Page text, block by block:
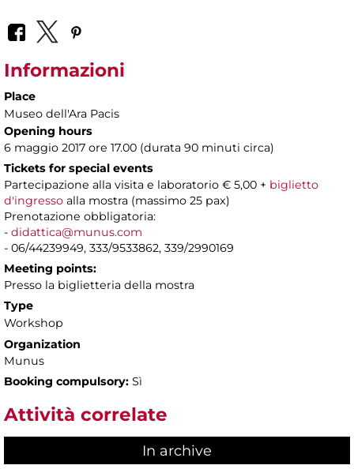
Informazioni
Place
Museo dell'Ara Pacis
Opening hours
6 maggio 2017 ore 17.00 (durata 90 minuti circa)
Tickets for special events
Partecipazione alla visita e laboratorio € 5,00 + biglietto
d'ingresso alla mostra (massimo 25 pax)
Prenotazione obbligatoria:
- didattica@munus.com
- 06/44239949, 333/9533862, 339/2990169
Meeting points:
Presso la biglietteria della mostra
Type
Workshop
Organization
Munus
Booking compulsory: Sì
Attività correlate
In archive